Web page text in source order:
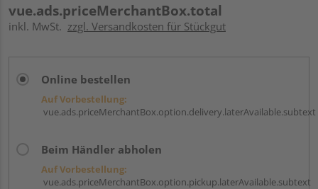
vue.ads.priceMerchantBox.total
inkl. MwSt. zzgl. Versandkosten für Stückgut
Online bestellen
Auf Vorbestellung:
vue.ads.priceMerchantBox.option.delivery.laterAvailable.subtext
Beim Händler abholen
Auf Vorbestellung:
vue.ads.priceMerchantBox.option.pickup.laterAvailable.subtext